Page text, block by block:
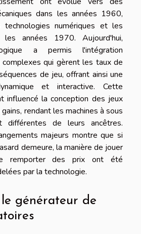
dans les années 1960,
numériques et les
années 1970. Aujourd'hui,
a permis l'intégration
qui gèrent les taux de
de jeu, offrant ainsi une
et interactive. Cette
influencé la conception des jeux
rendant les machines à sous
différentes de leurs ancêtres.
majeurs montre que si
demeure, la manière de jouer
remporter des prix ont été
par la technologie.
générateur de